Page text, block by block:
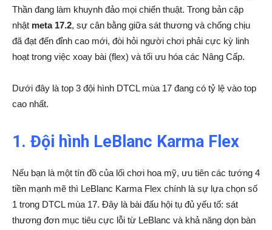
Thần đang làm khuynh đảo mọi chiến thuật. Trong bản cập
nhật meta 17.2, sự cân bằng giữa sát thương và chống chịu
đã đạt đến đỉnh cao mới, đòi hỏi người chơi phải cực kỳ linh
hoạt trong việc xoay bài (flex) và tối ưu hóa các Nâng Cấp.
Dưới đây là top 3 đội hình DTCL mùa 17 đang có tỷ lệ vào top
cao nhất.
1. Đội hình LeBlanc Karma Flex
Nếu bạn là một tín đồ của lối chơi hoa mỹ, ưu tiên các tướng 4
tiền mạnh mẽ thì LeBlanc Karma Flex chính là sự lựa chọn số
1 trong DTCL mùa 17. Đây là bài đấu hội tụ đủ yếu tố: sát
thương đơn mục tiêu cực lỗi từ LeBlanc và khả năng dọn bàn